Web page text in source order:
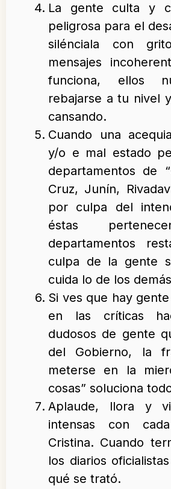
La gente culta y
peligrosa para el
silénciala con
mensajes
funciona, ellos
rebajarse a tu nivel
cansando.
Cuando una
y/o e mal estado
departamentos de
Cruz, Junín,
por culpa del
éstas
departamentos
culpa de la gente
cuida lo de los
Si ves que hay
en las críticas
dudosos de gente
del Gobierno, la
meterse en la
cosas” soluciona
Aplaude, llora y
intensas con
Cristina. Cuando
los diarios
qué se trató.